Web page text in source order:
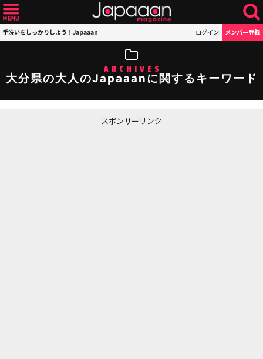
手洗いをしっかりしよう！Japaaan ログイン メンバー登録
ARCHIVES
大分県の大人のJapaaanに関するキーワード
スポンサーリンク